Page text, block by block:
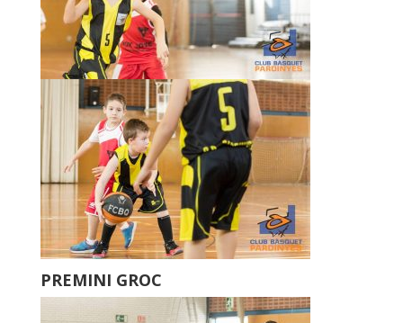
PREMINI GROC